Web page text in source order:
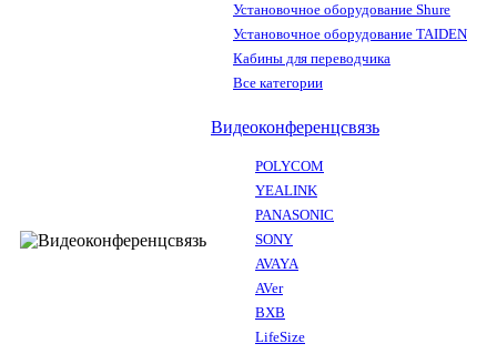
Установочное оборудование Shure
Установочное оборудование TAIDEN
Кабины для переводчика
Все категории
Видеоконференцсвязь
POLYCOM
YEALINK
PANASONIC
SONY
AVAYA
AVer
BXB
LifeSize